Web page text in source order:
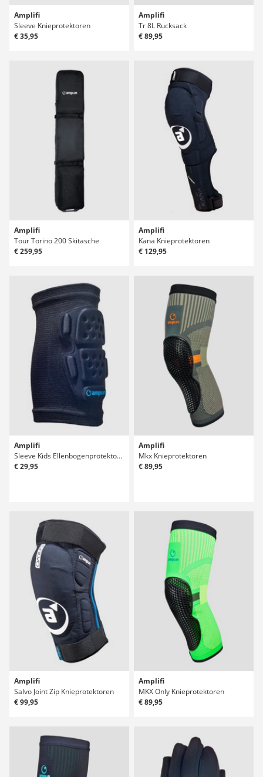
Amplifi
Sleeve Knieprotektoren
€ 35,95
Amplifi
Tr 8L Rucksack
€ 89,95
Amplifi
Tour Torino 200 Skitasche
€ 259,95
Amplifi
Kana Knieprotektoren
€ 129,95
Amplifi
Sleeve Kids Ellenbogenprotektoren
€ 29,95
Amplifi
Mkx Knieprotektoren
€ 89,95
Amplifi
Salvo Joint Zip Knieprotektoren
€ 99,95
Amplifi
MKX Only Knieprotektoren
€ 89,95